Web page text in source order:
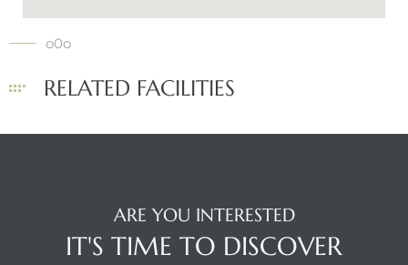
o0o
RELATED FACILITIES
ARE YOU INTERESTED
IT'S TIME TO DISCOVER